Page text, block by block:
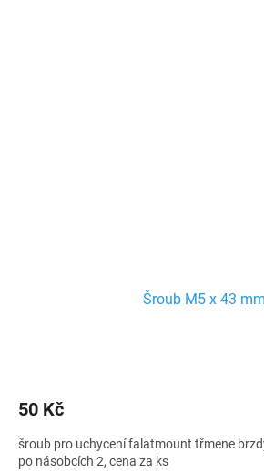
Šroub M5 x 43 mm
50 Kč
šroub pro uchycení falatmount třmene
po násobcích 2, cena za ks